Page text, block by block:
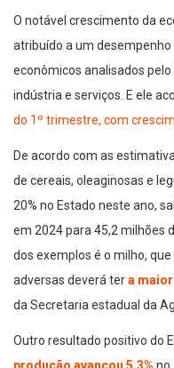
O notável crescimento da
atribuído a um
econômicos analisados
indústria e serviços. E ele
do 1º trimestre, com
De acordo com as
de cereais, oleaginosas e
20% no Estado neste ano,
em 2024 para 45,2 milhões
dos exemplos é o milho,
adversas deverá tera
da Secretaria estadual da
Outro resultado positivo do